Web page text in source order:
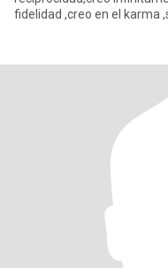
fidelidad ,creo en el karma